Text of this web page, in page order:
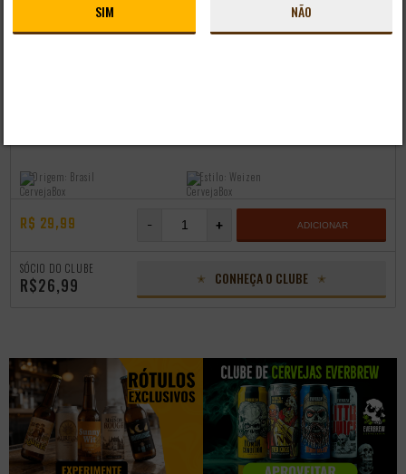
Origem: Brasil Estilo: Weizen
R$ 29,99 +
- ADICIONAR
SÓCIO DO CLUBE
R$26,99 CONHEÇA O CLUBE
SIM NÃO